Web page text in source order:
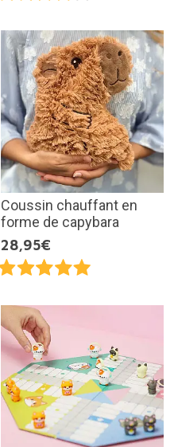
Coussin chauffant en
forme de capybara
28,95€